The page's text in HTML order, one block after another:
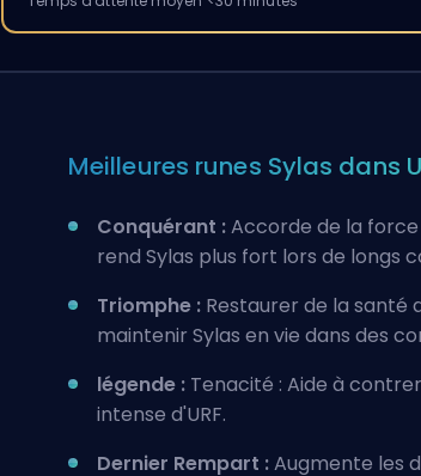
Meilleures runes Sylas dans
Conquérant :Accorde de la
rend Sylas plus fort lors de longs
Triomphe : Restaurer de la santé
maintenir Sylas en vie dans des
légende : Tenacité : Aide à
intense d'URF.
Dernier Rempart :Augmente les